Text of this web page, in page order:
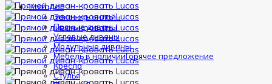
Каталог
Заказать онлайн
Прямые диваны
Угловые диваны
Модульные диваны
Мебель в наличии
Кресла
Стулья